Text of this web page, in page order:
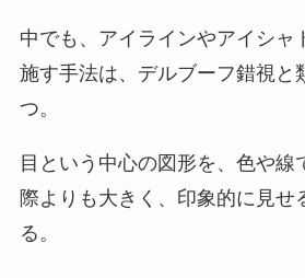
中でも、アイラインやアイシャ
施す手法は、デルブーフ錯視と
つ。
目という中心の図形を、色や線
際よりも大きく、印象的に見せ
る。